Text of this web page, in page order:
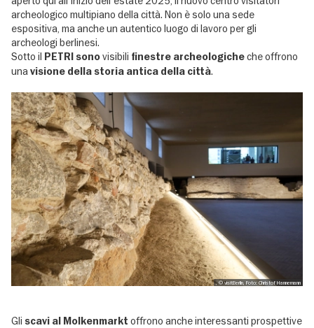
archeologico multipiano della città. Non è solo una sede
espositiva, ma anche un autentico luogo di lavoro per gli
archeologi berlinesi.
Sotto il PETRI sonovisibili finestre archeologicheche offrono
una visione della storia antica della città.
, © visitBerlin, Foto: Christof Hannemann
Gli scavi al Molkenmarkt offrono anche interessanti prospettive